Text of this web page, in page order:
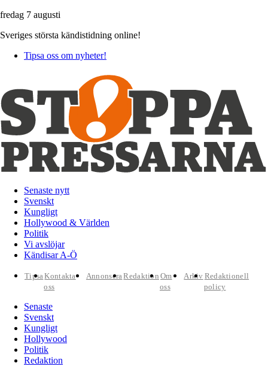
fredag 7 augusti
Sveriges största kändistidning online!
Tipsa oss om nyheter!
Senaste nytt
Svenskt
Kungligt
Hollywood & Världen
Politik
Vi avslöjar
Kändisar A-Ö
TipsaKontakta
oss
AnnonseraRedaktion Om
oss
Arkiv Redaktionell
policy
Senaste
Svenskt
Kungligt
Hollywood
Politik
Redaktion